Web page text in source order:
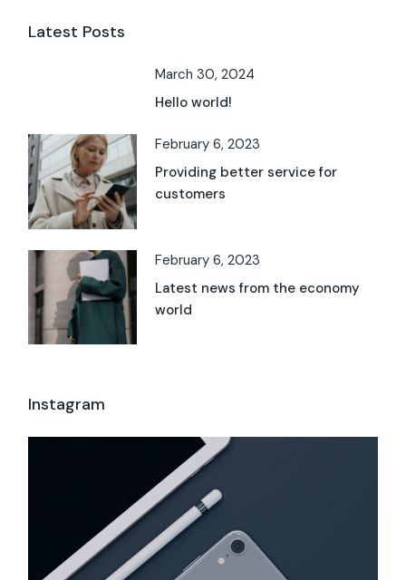
Latest Posts
March 30, 2024
Hello world!
February 6, 2023
Providing better service for
customers
February 6, 2023
Latest news from the economy
world
Instagram